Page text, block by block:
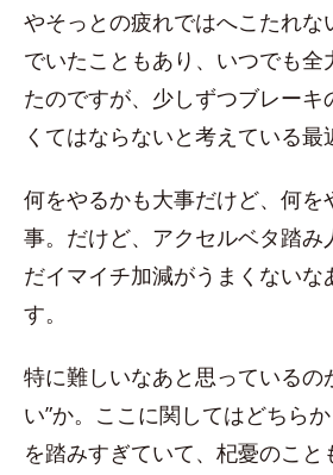
やそっとの疲れではへこたれな
でいたこともあり、いつでも全
たのですが、少しずつブレーキ
くてはならないと考えている最
何をやるかも大事だけど、何を
事。だけど、アクセルベタ踏み
だイマイチ加減がうまくないな
す。
特に難しいなあと思っているの
い”か。ここに関してはどちら
を踏みすぎていて、杞憂のこと